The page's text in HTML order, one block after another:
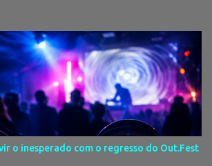
e Luís Sequeira lideram o cartaz
o salineiro, o forcado e a ligação ao
dar alma a uma celebração que atravessa
um dos destinos mais emblemáticos do
do Barrete Verde continua a fazer
um momento em que Alcochete deixa de
rio para passar a viver com o rio. A partir
as varandas enchem-se de verde, o
o inesperado com o regresso do Out.Fest